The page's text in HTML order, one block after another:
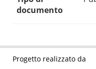
documento
Progetto realizzato da